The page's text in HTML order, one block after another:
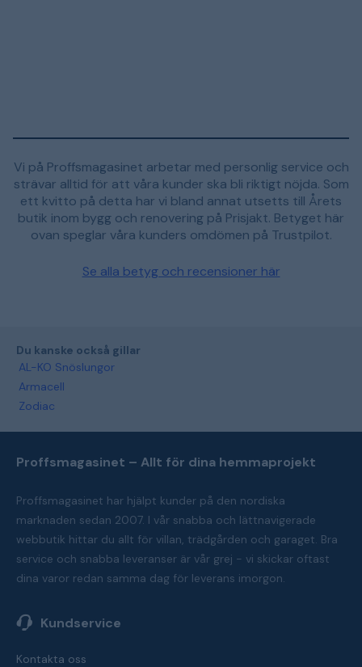
Vi på Proffsmagasinet arbetar med personlig service och
strävar alltid för att våra kunder ska bli riktigt nöjda. Som
ett kvitto på detta har vi bland annat utsetts till Årets
butik inom bygg och renovering på Prisjakt. Betyget här
ovan speglar våra kunders omdömen på Trustpilot.
Se alla betyg och recensioner här
Du kanske också gillar
AL-KO Snöslungor
Armacell
Zodiac
Proffsmagasinet – Allt för dina hemmaprojekt
Proffsmagasinet har hjälpt kunder på den nordiska
marknaden sedan 2007. I vår snabba och lättnavigerade
webbutik hittar du allt för villan, trädgården och garaget. Bra
service och snabba leveranser är vår grej - vi skickar oftast
dina varor redan samma dag för leverans imorgon.
Kundservice
Kontakta oss